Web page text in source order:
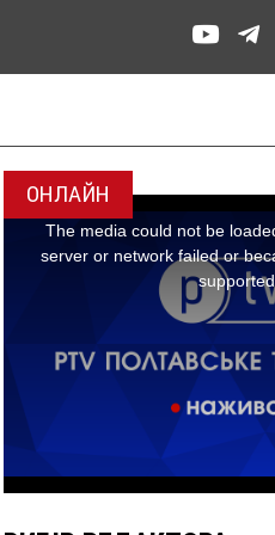
ОНЛАЙН